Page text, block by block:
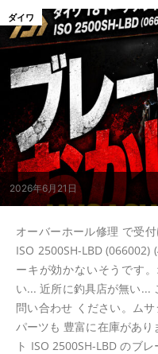
2026年6月21日
ダイワ
オーバーホール修理 で受
ISO 2500SH-LBD
ーキが効かないそうです
い... 近所に釣具店が無い...
問い合わせ ください。ム
パーツも 豊富に在庫があ
ト ISO 2500SH-LBD のブ